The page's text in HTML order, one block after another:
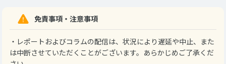
免責事項・注意事項
・レポートおよびコラムの配信は、状況により遅延や中止、また
は中断させていただくことがございます。あらかじめご了承くだ